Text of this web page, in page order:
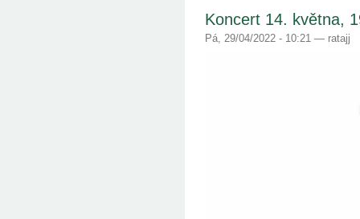
Koncert 14. května,
Pá, 29/04/2022 - 10:21 — ratajj